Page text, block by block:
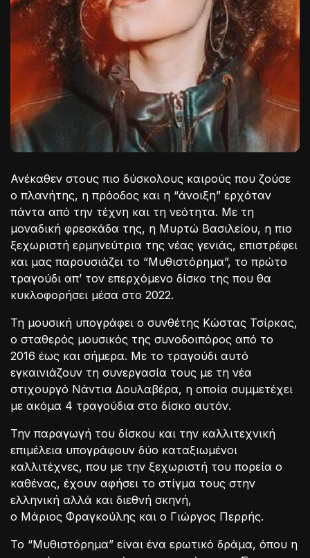
Ανέκαθεν στους πιο δύσκολους καιρούς που ζούσε
ο πλανήτης, η πρόοδος και η “άνοιξη” ερχόταν
πάντα από την τέχνη και τη νεότητα. Με τη
μοναδική φρεσκάδα της, η Μυρτώ Βασιλείου, η πιο
ξεχωριστή ερμηνεύτρια της νέας γενιάς, επιστρέφει
και μας παρουσιάζει το “Μυθιστόρημα”, το πρώτο
τραγούδι απ’ τον επερχόμενο δίσκο της που θα
κυκλοφορήσει μέσα στο 2022.
Τη μουσική υπογράφει ο συνθέτης Κώστας Τσίρκας,
ο σταθερός μουσικός της συνοδοιπόρος από το
2016 έως και σήμερα. Με το τραγούδι αυτό
εγκαινιάζουν τη συνεργασία τους με τη νέα
στιχουργό Νάντια Δουλαβέρα, η οποία συμμετέχει
με ακόμα 4 τραγούδια στο δίσκο αυτόν.
Την παραγωγή του δίσκου και την καλλιτεχνική
επιμέλεια υπογράφουν δύο καταξιωμένοι
καλλιτέχνες, που με την ξεχωριστή του πορεία ο
καθένας, έχουν αφήσει το στίγμα τους στην
ελληνική αλλά και διεθνή σκηνή,
ο Μάριος Φραγκούλης και ο Γιώργος Περρής.
Το “Μυθιστόρημα” είναι ένα ερωτικό δράμα, όπου η